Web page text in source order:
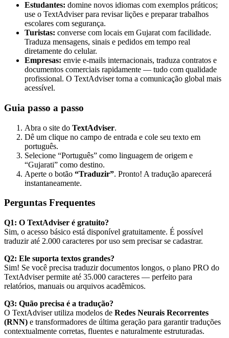
Estudantes: domine novos idiomas com exemplos práticos;
use o TextAdviser para revisar lições e preparar trabalhos
escolares com segurança.
Turistas: converse com locais em Gujarat com facilidade.
Traduza mensagens, sinais e pedidos em tempo real
diretamente do celular.
Empresas: envie e-mails internacionais, traduza contratos e
documentos comerciais rapidamente — tudo com qualidade
profissional. O TextAdviser torna a comunicação global mais
acessível.
Guia passo a passo
Abra o site do TextAdviser.
Dê um clique no campo de entrada e cole seu texto em
português.
Selecione “Português” como linguagem de origem e
“Gujarati” como destino.
Aperte o botão “Traduzir”. Pronto! A tradução aparecerá
instantaneamente.
Perguntas Frequentes
Q1: O TextAdviser é gratuito?
Sim, o acesso básico está disponível gratuitamente. É possível
traduzir até 2.000 caracteres por uso sem precisar se cadastrar.
Q2: Ele suporta textos grandes?
Sim! Se você precisa traduzir documentos longos, o plano PRO do
TextAdviser permite até 35.000 caracteres — perfeito para
relatórios, manuais ou arquivos acadêmicos.
Q3: Quão precisa é a tradução?
O TextAdviser utiliza modelos de Redes Neurais Recorrentes
(RNN) e transformadores de última geração para garantir traduções
contextualmente corretas, fluentes e naturalmente estruturadas.